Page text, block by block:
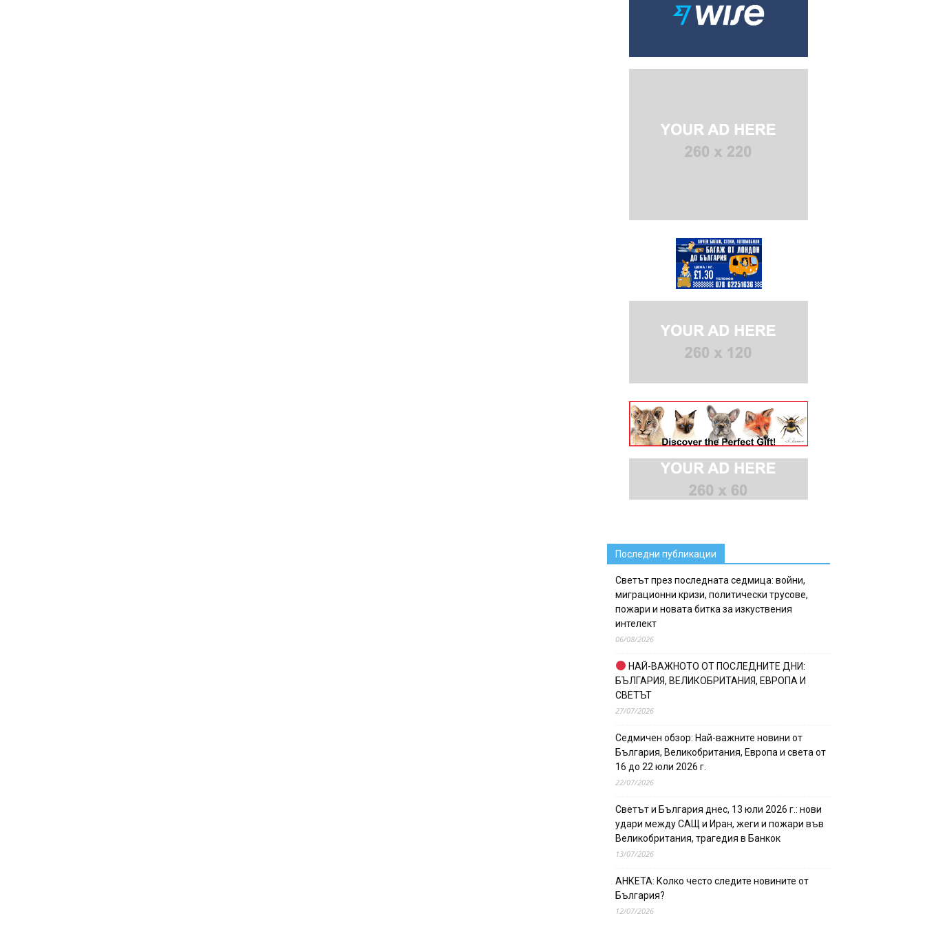
Последни публикации
Светът през последната седмица: войни,
миграционни кризи, политически трусове,
пожари и новата битка за изкуствения
интелект
06/08/2026
НАЙ-ВАЖНОТО ОТ ПОСЛЕДНИТЕ ДНИ:
БЪЛГАРИЯ, ВЕЛИКОБРИТАНИЯ, ЕВРОПА И
СВЕТЪТ
27/07/2026
Седмичен обзор: Най-важните новини от
България, Великобритания, Европа и света от
16 до 22 юли 2026 г.
22/07/2026
Светът и България днес, 13 юли 2026 г.: нови
удари между САЩ и Иран, жеги и пожари във
Великобритания, трагедия в Банкок
13/07/2026
АНКЕТА: Колко често следите новините от
България?
12/07/2026